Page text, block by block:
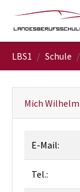
LBS1 Schule
Mich Wilhelm
E-Mail:
Tel.: